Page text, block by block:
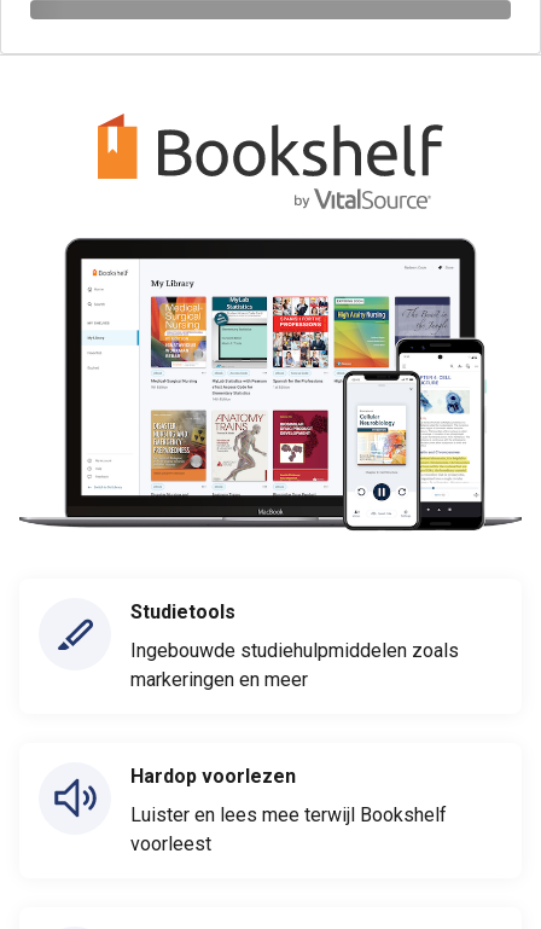
Studietools
Ingebouwde studiehulpmiddelen zoals
markeringen en meer
Hardop voorlezen
Luister en lees mee terwijl Bookshelf
voorleest